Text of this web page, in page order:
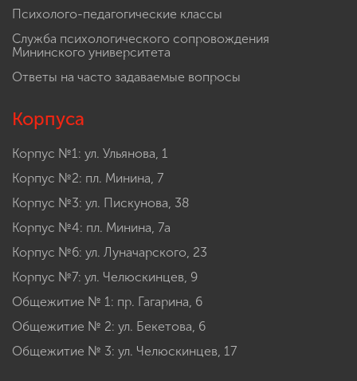
Психолого-педагогические классы
Служба психологического сопровождения
Мининского университета
Ответы на часто задаваемые вопросы
Корпуса
Корпус №1: ул. Ульянова, 1
Корпус №2: пл. Минина, 7
Корпус №3: ул. Пискунова, 38
Корпус №4: пл. Минина, 7а
Корпус №6: ул. Луначарского, 23
Корпус №7: ул. Челюскинцев, 9
Общежитие № 1: пр. Гагарина, 6
Общежитие № 2: ул. Бекетова, 6
Общежитие № 3: ул. Челюскинцев, 17